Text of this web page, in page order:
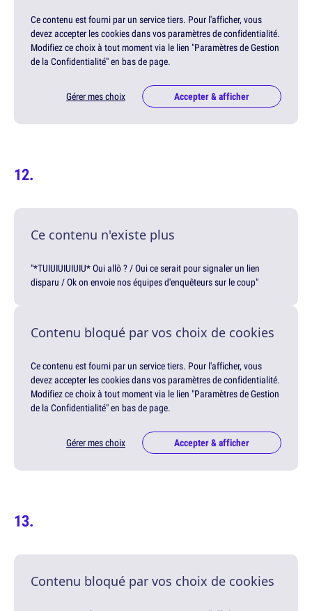
Ce contenu est fourni par un service tiers. Pour l'afficher, vous
devez accepter les cookies dans vos paramètres de confidentialité.
Modifiez ce choix à tout moment via le lien "Paramètres de Gestion
de la Confidentialité" en bas de page.
Gérer mes choix Accepter & afficher
Ce contenu n'existe plus
"*TUIUIUIUIUIU* Oui allô ? / Oui ce serait pour signaler un lien
disparu / Ok on envoie nos équipes d'enquêteurs sur le coup"
Contenu bloqué par vos choix de cookies
Ce contenu est fourni par un service tiers. Pour l'afficher, vous
devez accepter les cookies dans vos paramètres de confidentialité.
Modifiez ce choix à tout moment via le lien "Paramètres de Gestion
de la Confidentialité" en bas de page.
Gérer mes choix Accepter & afficher
Contenu bloqué par vos choix de cookies